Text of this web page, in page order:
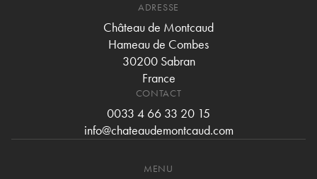
ADRESSE
Château de Montcaud
Hameau de Combes
30200 Sabran
France
CONTACT
0033 4 66 33 20 15
info@chateaudemontcaud.com
MENU